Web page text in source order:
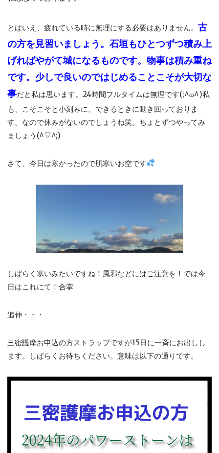
とはいえ、疲れている時に無理にする必要はありません。 古
の方を見習いましょう。石垣もひとつずつ積み上
げればやがて城になるものです。物事は積み重ね
です。少しで良いのではじめることこそが大切な
事だと私は思います。24時間フルタイムは無理です(;^ω^)私
も、こそこそと小刻みに、できるときに動き回っておりま
す。なので休みがないのでしょうね笑。ちょとずつやってみ
ましょう(^▽^;)
さて、今日は寒かったので肌寒いお空です
しばらく寒いみたいですね！風邪などにはご注意を！では今
日はこれにて！合掌
追伸・・・
三密護摩お申込の方ストラップですが15日に一斉にお出しし
ます。しばらくお待ちください。意味は以下の通りです。